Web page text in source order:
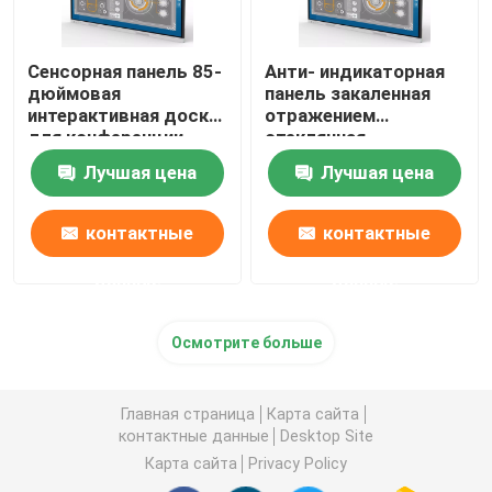
Умная стойка пола доски
Взаимодействующая умная ручка доски
Беспроводной донгл представления
Пол стоя signage цифров
Сенсорная панель 85-
дюймовая
интерактивная доска
для конференции
Лучшая цена
контактные
Анти- индикаторная
панель закаленная
отражением
стеклянная
взаимодействующая,
доска умного касания
взаимодействующая
Лучшая цена
контактные
Осмотрите больше
Главная страница
Карта сайта
контактные данные
Desktop Site
Карта сайта
Privacy Policy